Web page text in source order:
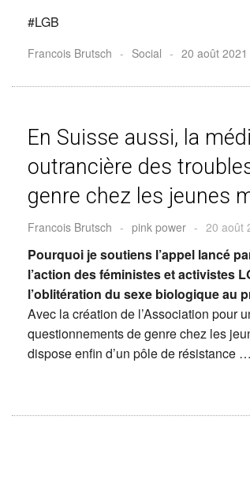
#LGB
Francois Brutsch - Social - 20 août 2021
En Suisse aussi, la
outrancière des
genre chez les jeunes
Francois Brutsch - pink power - 20 août
Pourquoi je soutiens l’appel lancé
l’action des féministes et activistes
l’oblitération du sexe biologique au
Avec la création de l’Association pour
questionnements de genre chez les
dispose enfin d’un pôle de résistance …